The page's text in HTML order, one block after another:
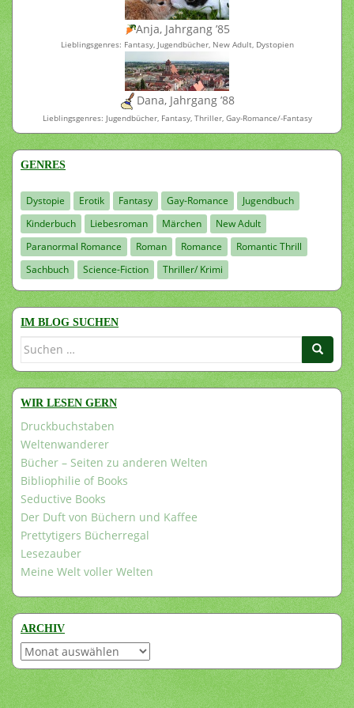
Anja, Jahrgang ’85
Lieblingsgenres: Fantasy, Jugendbücher, New Adult, Dystopien
Dana, Jahrgang ’88
Lieblingsgenres: Jugendbücher, Fantasy, Thriller, Gay-Romance/-Fantasy
GENRES
Dystopie Erotik Fantasy Gay-Romance
Jugendbuch
Kinderbuch
Liebesroman Märchen
New Adult
Paranormal Romance
Roman Romance
Romantic Thrill
Sachbuch
Science-Fiction Thriller/ Krimi
IM BLOG SUCHEN
Suchen
WIR LESEN GERN
Druckbuchstaben
Weltenwanderer
Bücher – Seiten zu anderen Welten
Bibliophilie of Books
Seductive Books
Der Duft von Büchern und Kaffee
Prettytigers Bücherregal
Lesezauber
Meine Welt voller Welten
ARCHIV
Archiv